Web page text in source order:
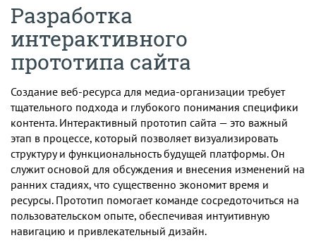
Разработка
интерактивного
прототипа сайта
Создание веб-ресурса для медиа-организации требует
тщательного подхода и глубокого понимания специфики
контента. Интерактивный прототип сайта — это важный
этап в процессе, который позволяет визуализировать
структуру и функциональность будущей платформы. Он
служит основой для обсуждения и внесения изменений на
ранних стадиях, что существенно экономит время и
ресурсы. Прототип помогает команде сосредоточиться на
пользовательском опыте, обеспечивая интуитивную
навигацию и привлекательный дизайн.